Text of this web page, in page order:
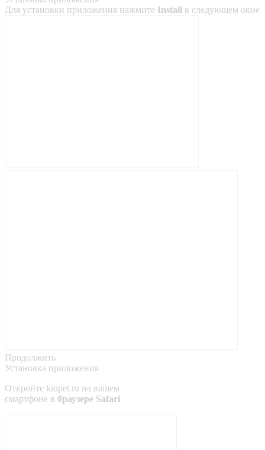
Для установки приложения нажмите Install в следующем окне
Продолжить
Установка приложения
Откройте kinpet.ru на вашем
смартфоне в браузере Safari